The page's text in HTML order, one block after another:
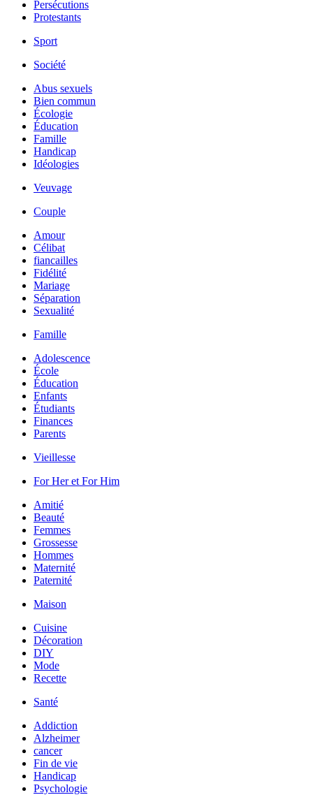
Persécutions
Protestants
Sport
Société
Abus sexuels
Bien commun
Écologie
Éducation
Famille
Handicap
Idéologies
Veuvage
Couple
Amour
Célibat
fiancailles
Fidélité
Mariage
Séparation
Sexualité
Famille
Adolescence
École
Éducation
Enfants
Étudiants
Finances
Parents
Vieillesse
For Her et For Him
Amitié
Beauté
Femmes
Grossesse
Hommes
Maternité
Paternité
Maison
Cuisine
Décoration
DIY
Mode
Recette
Santé
Addiction
Alzheimer
cancer
Fin de vie
Handicap
Psychologie